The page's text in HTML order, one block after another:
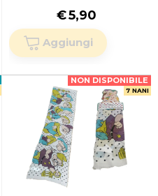
€5,90
7 NANI
NON DISPONIBILE